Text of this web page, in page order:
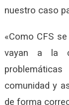
nuestro caso
«Como CFS
vayan a la
comunidad y
de forma